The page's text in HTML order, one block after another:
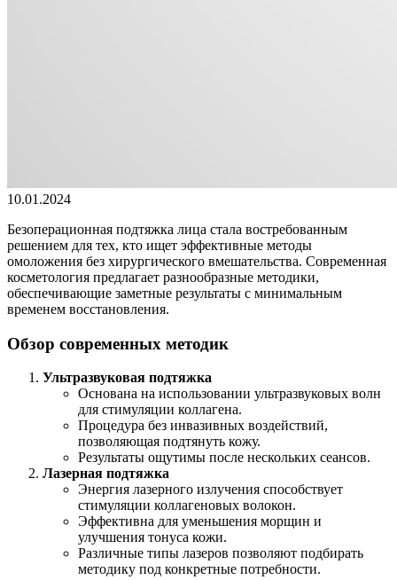
10.01.2024
Безоперационная подтяжка лица стала востребованным
решением для тех, кто ищет эффективные методы
омоложения без хирургического вмешательства. Современная
косметология предлагает разнообразные методики,
обеспечивающие заметные результаты с минимальным
временем восстановления.
Обзор современных методик
Ультразвуковая подтяжка
Основана на использовании ультразвуковых волн
для стимуляции коллагена.
Процедура без инвазивных воздействий,
позволяющая подтянуть кожу.
Результаты ощутимы после нескольких сеансов.
Лазерная подтяжка
Энергия лазерного излучения способствует
стимуляции коллагеновых волокон.
Эффективна для уменьшения морщин и
улучшения тонуса кожи.
Различные типы лазеров позволяют подбирать
методику под конкретные потребности.